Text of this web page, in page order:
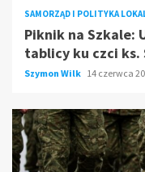
SAMORZĄD I POLITYKA
Piknik na Szkale:
tablicy ku czci ks.
Szymon Wilk 14 czerwca